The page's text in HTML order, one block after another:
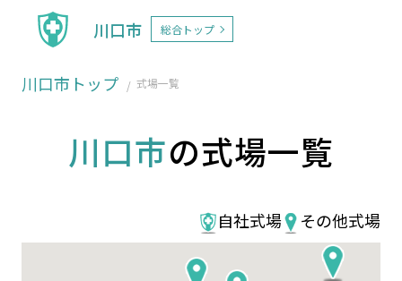
川口市 総合トップ
川口市トップ 式場一覧
川口市の式場一覧
自社式場 その他式場